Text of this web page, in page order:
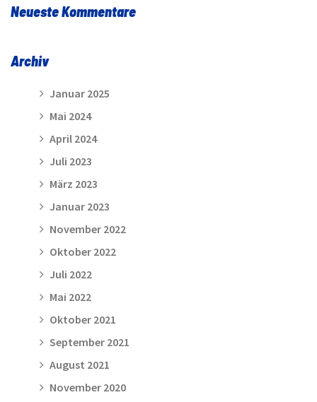
Neueste Kommentare
Archiv
Januar 2025
Mai 2024
April 2024
Juli 2023
März 2023
Januar 2023
November 2022
Oktober 2022
Juli 2022
Mai 2022
Oktober 2021
September 2021
August 2021
November 2020